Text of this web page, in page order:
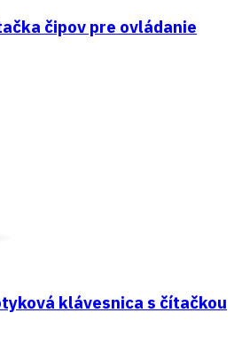
čipov pre ovládanie
klávesnica s čítačkou